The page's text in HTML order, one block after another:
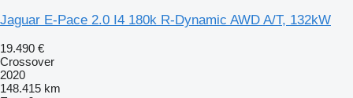
Jaguar E-Pace 2.0 I4 180k R-Dynamic AWD A/T, 132kW
19.490 €
Crossover
2020
148.415 km